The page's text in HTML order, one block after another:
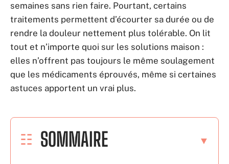
semaines sans rien faire. Pourtant, certains
traitements permettent d’écourter sa durée ou de
rendre la douleur nettement plus tolérable. On lit
tout et n’importe quoi sur les solutions maison :
elles n’offrent pas toujours le même soulagement
que les médicaments éprouvés, même si certaines
astuces apportent un vrai plus.
SOMMAIRE